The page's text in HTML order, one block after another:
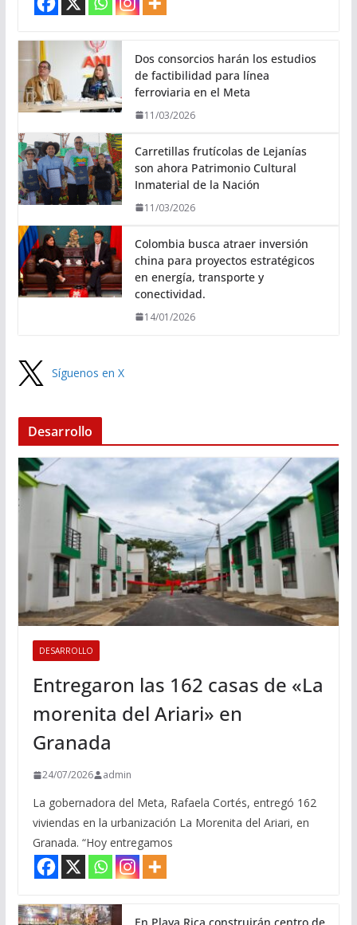
Dos consorcios harán los estudios
de factibilidad para línea
ferroviaria en el Meta
11/03/2026
Carretillas frutícolas de Lejanías
son ahora Patrimonio Cultural
Inmaterial de la Nación
11/03/2026
Colombia busca atraer inversión
china para proyectos estratégicos
en energía, transporte y
conectividad.
14/01/2026
Síguenos en X
Desarrollo
DESARROLLO
Entregaron las 162 casas de «La
morenita del Ariari» en
Granada
24/07/2026 admin
La gobernadora del Meta, Rafaela Cortés, entregó 162
viviendas en la urbanización La Morenita del Ariari, en
Granada. “Hoy entregamos